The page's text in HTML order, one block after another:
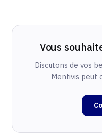
Vous
Discutons de vos
Mentivis peut